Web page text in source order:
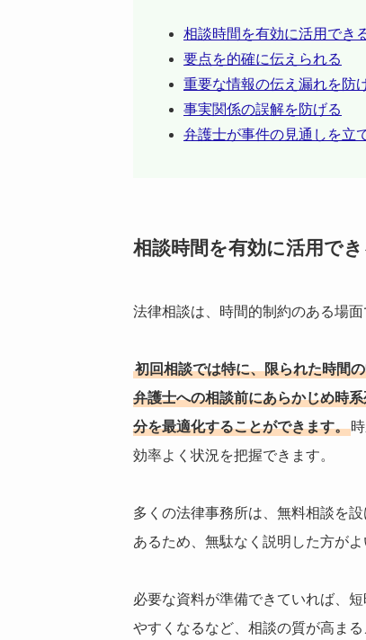
相談時間を有効に活用でき
要点を的確に伝えられる
重要な情報の伝え漏れを防
事実関係の誤解を防げる
弁護士が事件の見通しを立
相談時間を有効に活用でき
法律相談は、時間的制約のある場面
初回相談では特に、限られた時間
弁護士への相談前にあらかじめ時
分を最適化することができます。
効率よく状況を把握できます。
多くの法律事務所は、無料相談を
あるため、無駄なく説明した方がよ
必要な資料が準備できていれば、
やすくなるなど、相談の質が高まる